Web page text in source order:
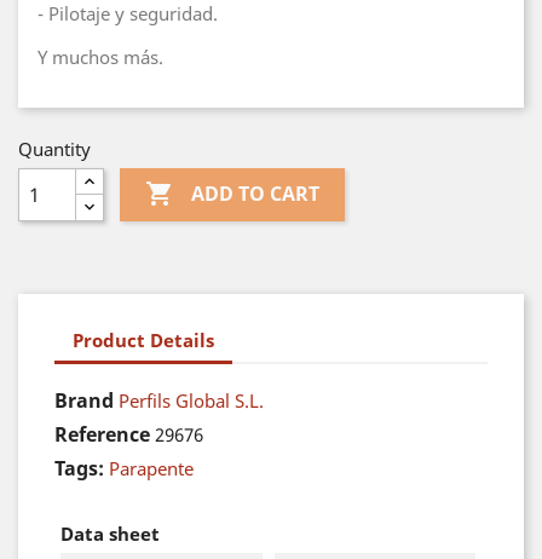
- Pilotaje y seguridad.
Y muchos más.
Quantity
 ADD TO CART
Product Details
Brand Perfils Global S.L.
Reference 29676
Tags: Parapente
Data sheet